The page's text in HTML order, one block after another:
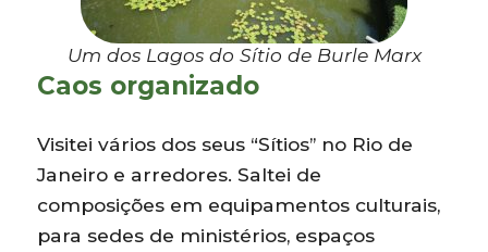
Um dos Lagos do Sítio de Burle Marx
Caos organizado
Visitei vários dos seus “Sítios” no Rio de
Janeiro e arredores. Saltei de
composições em equipamentos culturais,
para sedes de ministérios, espaços